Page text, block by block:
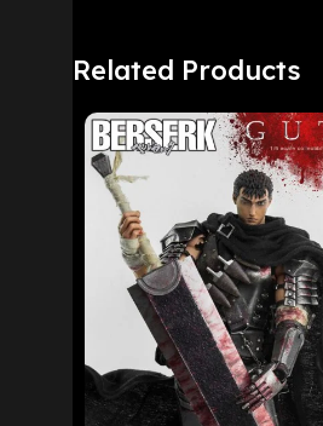
Related Products